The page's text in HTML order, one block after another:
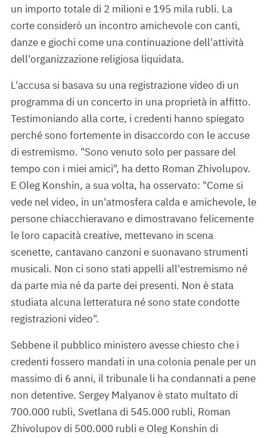
un importo totale di 2 milioni e 195 mila rubli. La
corte considerò un incontro amichevole con canti,
danze e giochi come una continuazione dell'attività
dell'organizzazione religiosa liquidata.
L'accusa si basava su una registrazione video di un
programma di un concerto in una proprietà in affitto.
Testimoniando alla corte, i credenti hanno spiegato
perché sono fortemente in disaccordo con le accuse
di estremismo. "Sono venuto solo per passare del
tempo con i miei amici", ha detto Roman Zhivolupov.
E Oleg Konshin, a sua volta, ha osservato: "Come si
vede nel video, in un'atmosfera calda e amichevole, le
persone chiacchieravano e dimostravano felicemente
le loro capacità creative, mettevano in scena
scenette, cantavano canzoni e suonavano strumenti
musicali. Non ci sono stati appelli all'estremismo né
da parte mia né da parte dei presenti. Non è stata
studiata alcuna letteratura né sono state condotte
registrazioni video".
Sebbene il pubblico ministero avesse chiesto che i
credenti fossero mandati in una colonia penale per un
massimo di 6 anni, il tribunale li ha condannati a pene
non detentive. Sergey Malyanov è stato multato di
700.000 rubli, Svetlana di 545.000 rubli, Roman
Zhivolupov di 500.000 rubli e Oleg Konshin di